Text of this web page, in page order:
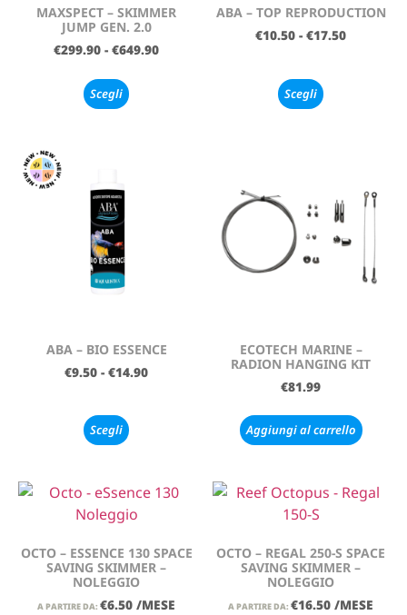
MAXSPECT – SKIMMER
JUMP GEN. 2.0
€299.90 - €649.90
Scegli
ABA – TOP REPRODUCTION
€10.50 - €17.50
Scegli
ABA – BIO ESSENCE
€9.50 - €14.90
Scegli
ECOTECH MARINE –
RADION HANGING KIT
€81.99
Aggiungi al carrello
OCTO – ESSENCE 130 SPACE
SAVING SKIMMER –
NOLEGGIO
A PARTIRE DA: €6.50 /MESE
OCTO – REGAL 250-S SPACE
SAVING SKIMMER –
NOLEGGIO
A PARTIRE DA: €16.50 /MESE